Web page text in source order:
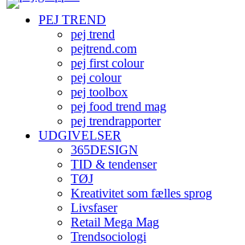
PEJ TREND
pej trend
pejtrend.com
pej first colour
pej colour
pej toolbox
pej food trend mag
pej trendrapporter
UDGIVELSER
365DESIGN
TID & tendenser
TØJ
Kreativitet som fælles sprog
Livsfaser
Retail Mega Mag
Trendsociologi